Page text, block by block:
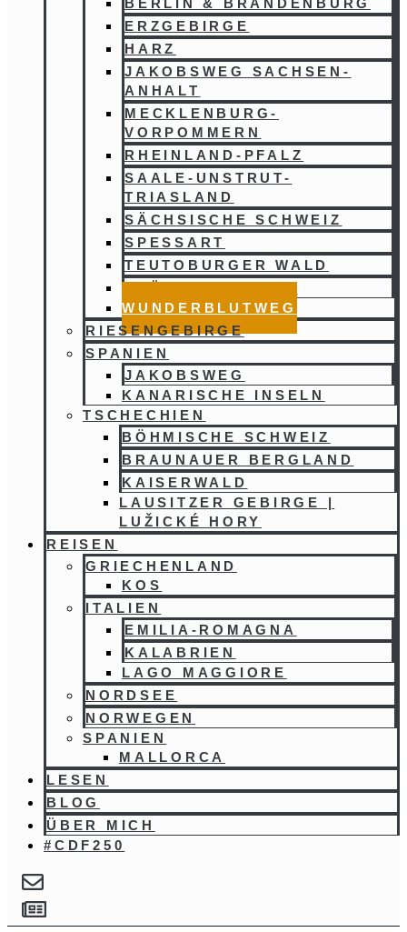
BERLIN & BRANDENBURG
ERZGEBIRGE
HARZ
JAKOBSWEG SACHSEN-
ANHALT
MECKLENBURG-
VORPOMMERN
RHEINLAND-PFALZ
SAALE-UNSTRUT-
TRIASLAND
SÄCHSISCHE SCHWEIZ
SPESSART
TEUTOBURGER WALD
WUNDERBLUTWEG
RIESENGEBIRGE
SPANIEN
JAKOBSWEG
KANARISCHE INSELN
TSCHECHIEN
BÖHMISCHE SCHWEIZ
BRAUNAUER BERGLAND
KAISERWALD
LAUSITZER GEBIRGE |
LUŽICKÉ HORY
REISEN
GRIECHENLAND
KOS
ITALIEN
EMILIA-ROMAGNA
KALABRIEN
LAGO MAGGIORE
NORDSEE
NORWEGEN
SPANIEN
MALLORCA
LESEN
BLOG
ÜBER MICH
#CDF250